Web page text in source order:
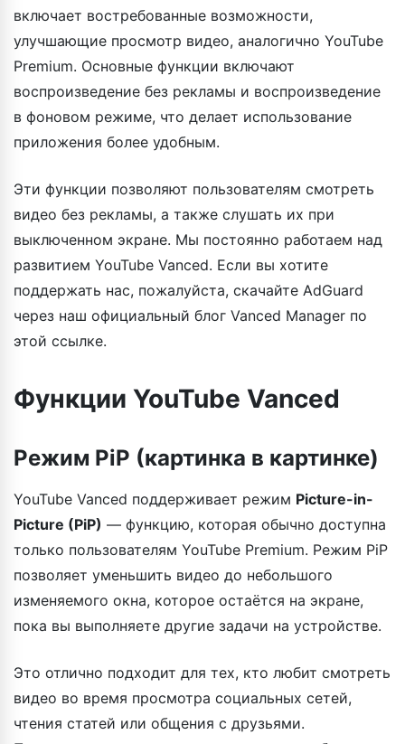
включает востребованные возможности,
улучшающие просмотр видео, аналогично YouTube
Premium. Основные функции включают
воспроизведение без рекламы и воспроизведение
в фоновом режиме, что делает использование
приложения более удобным.
Эти функции позволяют пользователям смотреть
видео без рекламы, а также слушать их при
выключенном экране. Мы постоянно работаем над
развитием YouTube Vanced. Если вы хотите
поддержать нас, пожалуйста, скачайте AdGuard
через наш официальный блог Vanced Manager по
этой ссылке.
Функции YouTube Vanced
Режим PiP (картинка в картинке)
YouTube Vanced поддерживает режим Picture-in-
Picture (PiP) — функцию, которая обычно доступна
только пользователям YouTube Premium. Режим PiP
позволяет уменьшить видео до небольшого
изменяемого окна, которое остаётся на экране,
пока вы выполняете другие задачи на устройстве.
Это отлично подходит для тех, кто любит смотреть
видео во время просмотра социальных сетей,
чтения статей или общения с друзьями.